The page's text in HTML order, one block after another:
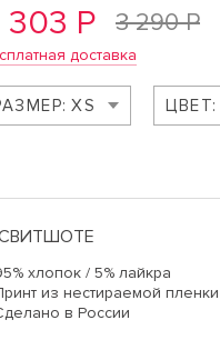
303 Р 3 290 Р
доставка
XS ЦВЕТ:
хлопок / 5% лайкра
из нестираемой пленки
в России